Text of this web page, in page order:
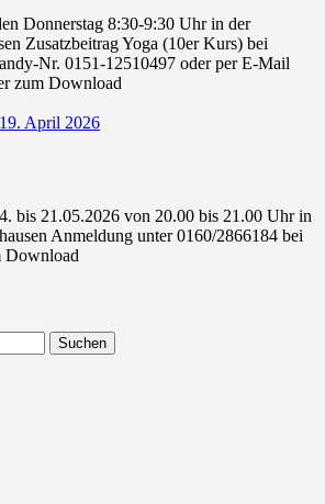
Donnerstag 8:30-9:30 Uhr in der
Zusatzbeitrag Yoga (10er Kurs) bei
Nr. 0151-12510497 oder per E-Mail
zum Download
19. April 2026
bis 21.05.2026 von 20.00 bis 21.00 Uhr in
Anmeldung unter 0160/2866184 bei
Download